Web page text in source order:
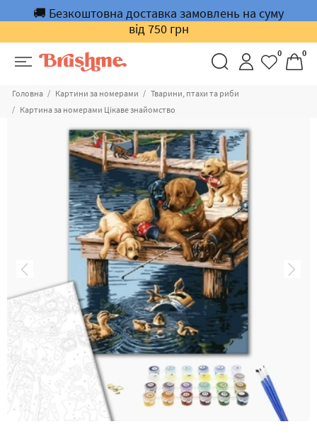
🚚 Безкоштовна доставка замовлень на суму
від 750 грн
0 0
Головна Картини за номерами
Тварини, птахи та риби
Картина за номерами Цікаве знайомство